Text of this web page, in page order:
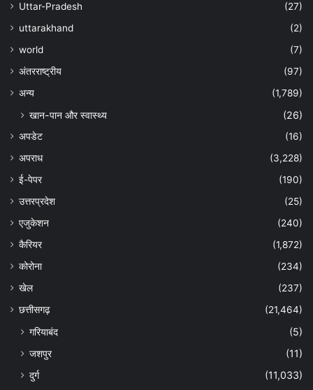
Uttar-Pradesh
(27)
uttarakhand
(2)
world
(7)
अंतरराष्ट्रीय
(97)
अन्‍य
(1,789)
खान-पान और स्वास्थ्य (26)
अपडेट
(16)
अपराध
(3,228)
ई-पेपर
(190)
उत्तरप्रदेश
(25)
एजुकेशन
(240)
कैरियर
(1,872)
कोरोना
(234)
खेल
(237)
छत्तीसगढ़
(21,464)
गरियाबंद
(5)
जशपुर
(11)
दुर्ग
(11,033)